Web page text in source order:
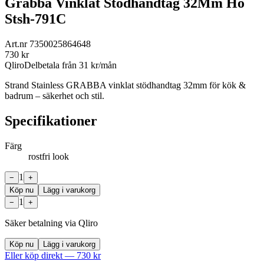
Stsh-791C
Art.nr 7350025864648
730 kr
QliroDelbetala från 31 kr/mån
Strand Stainless GRABBA vinklat stödhandtag 32mm för kök &
badrum – säkerhet och stil.
Specifikationer
Färg
rostfri look
− 1
+
Köp nu
Lägg i varukorg
−
1 +
Säker betalning via Qliro
Köp nu Lägg i varukorg
Eller köp direkt — 730 kr